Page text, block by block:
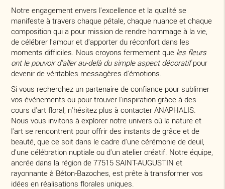
Notre engagement envers l'excellence et la qualité se
manifeste à travers chaque pétale, chaque nuance et chaque
composition qui a pour mission de rendre hommage à la vie,
de célébrer l'amour et d'apporter du réconfort dans les
moments difficiles. Nous croyons fermement que les fleurs
ont le pouvoir d'aller au-delà du simple aspect décoratifpour
devenir de véritables messagères d'émotions.
Si vous recherchez un partenaire de confiance pour sublimer
vos événements ou pour trouver l'inspiration grâce à des
cours d'art floral, n'hésitez plus à contacter ANAPHALIS.
Nous vous invitons à explorer notre univers où la nature et
l'art se rencontrent pour offrir des instants de grâce et de
beauté, que ce soit dans le cadre d'une cérémonie de deuil,
d'une célébration nuptiale ou d'un atelier créatif. Notre équipe,
ancrée dans la région de 77515 SAINT-AUGUSTIN et
rayonnante à Béton-Bazoches, est prête à transformer vos
idées en réalisations florales uniques.